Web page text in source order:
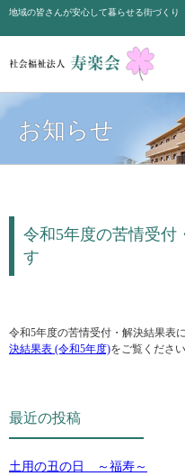
地域の皆さんが安心して暮らせる街づくり
お知らせ
令和5年度の苦情受付
す
令和5年度の苦情受付・解決結果表
決結果表 (令和5年度)をご覧ください
最近の投稿
土用の丑の日 ～福寿～